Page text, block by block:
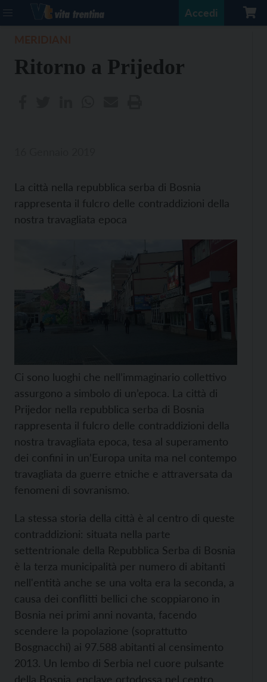
Accedi
Ritorno a Prijedor
La città nella repubblica serba di Bosnia
rappresenta il fulcro delle contraddizioni della
nostra travagliata epoca
Ci sono luoghi che nell’immaginario collettivo
assurgono a simbolo di un’epoca. La città di
Prijedor nella repubblica serba di Bosnia
rappresenta il fulcro delle contraddizioni della
nostra travagliata epoca, tesa al superamento
dei confini in un’Europa unita ma nel contempo
travagliata da guerre etniche e attraversata da
fenomeni di sovranismo.
La stessa storia della città è al centro di queste
contraddizioni: situata nella parte
settentrionale della Repubblica Serba di Bosnia
è la terza municipalità per numero di abitanti
nell'entità anche se una volta era la seconda, a
causa dei conflitti bellici che scoppiarono in
Bosnia nei primi anni novanta, facendo
scendere la popolazione (soprattutto
Bosgnacchi) ai 97.588 abitanti al censimento
2013. Un lembo di Serbia nel cuore pulsante
della Bosnia, enclave ortodossa nel centro